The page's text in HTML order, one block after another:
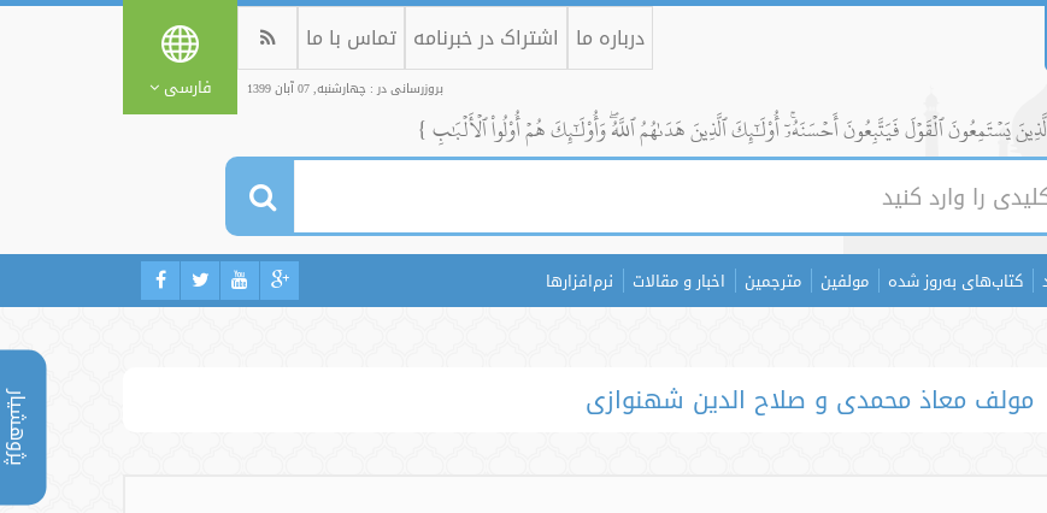
پژوهشیار
درباره ما اشتراک در خبرنامه تماس با ما
بروزرسانی در : چهارشنبه, 07 آبان 1399 فارسی
يَسۡتَمِعُونَ ٱلۡقَوۡلَ فَيَتَّبِعُونَ أَحۡسَنَهُۥٓۚ أُوْلَٰٓئِكَ ٱلَّذِينَ هَدَىٰهُمُ ٱللَّهُۖ وَأُوْلَٰٓئِكَ هُمۡ أُوْلُواْ ٱلۡأَلۡبَٰبِ }
کتاب‌های به‌روز شده مولفین مترجمین اخبار و مقالات نرم‌افزارها
مولف معاذ محمدی و صلاح الدین شهنوازی